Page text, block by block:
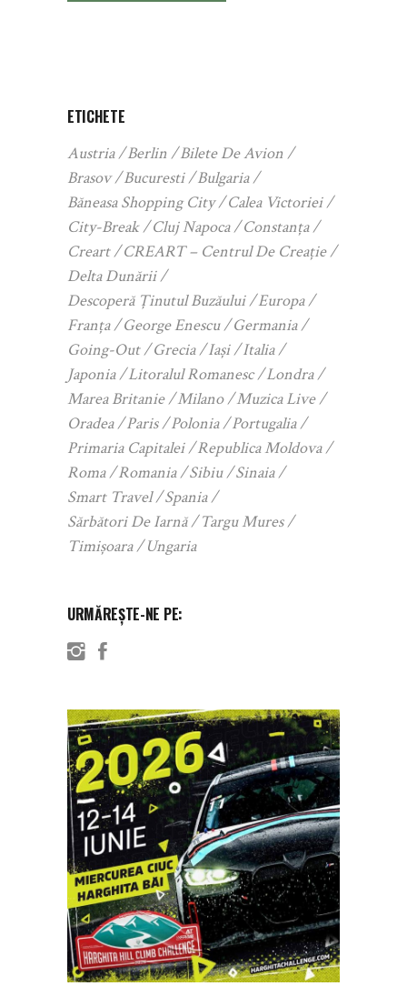
ETICHETE
Austria Berlin
Bilete De Avion
Brasov
Bucuresti
Bulgaria
Băneasa Shopping City
Calea Victoriei
City-Break
Cluj Napoca
Constanța
Creart
CREART – Centrul De Creație
Delta Dunării
Descoperă Ținutul Buzăului
Europa
Franța
George Enescu
Germania
Going-Out
Grecia Iași
Italia
Japonia
Litoralul Romanesc
Londra
Marea Britanie
Milano
Muzica Live
Oradea
Paris Polonia
Portugalia
Primaria Capitalei
Republica Moldova
Roma
Romania Sibiu
Sinaia
Smart Travel
Spania
Sărbători De Iarnă
Targu Mures
Timișoara
Ungaria
URMĂREȘTE-NE PE: